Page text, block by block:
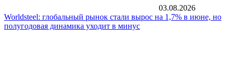
03.08.2026
Worldsteel: глобальный рынок стали вырос на 1,7% в июне, но
полугодовая динамика уходит в минус